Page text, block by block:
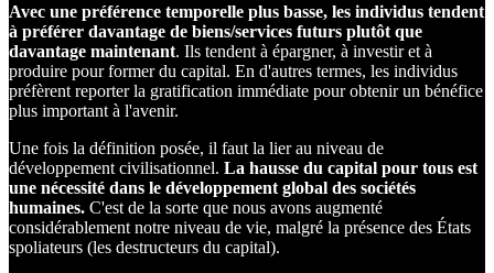
Avec une préférence temporelle plus basse, les individus tendent
à préférer davantage de biens/services futurs plutôt que
davantage maintenant. Ils tendent à épargner, à investir et à
produire pour former du capital. En d'autres termes, les individus
préfèrent reporter la gratification immédiate pour obtenir un bénéfice
plus important à l'avenir.
Une fois la définition posée, il faut la lier au niveau de
développement civilisationnel. La hausse du capital pour tous est
une nécessité dans le développement global des sociétés
humaines. C'est de la sorte que nous avons augmenté
considérablement notre niveau de vie, malgré la présence des États
spoliateurs (les destructeurs du capital).